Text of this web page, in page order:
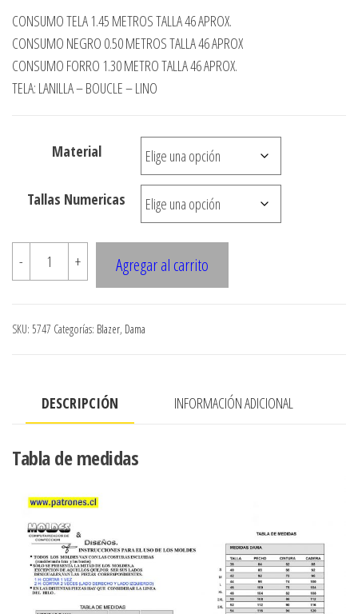
de
precios:
desde
$3.290
$7.990
CONSUMO TELA 1.45 METROS TALLA 46 APROX.
CONSUMO NEGRO 0.50 METROS TALLA 46 APROX
CONSUMO FORRO 1.30 METRO TALLA 46 APROX.
TELA: LANILLA – BOUCLE – LINO
Material
Tallas Numericas
-
5747
Blazer
princesa,
+ Agregar al carrito
SKU: 5747 Categorías: Blazer, Dama
DESCRIPCIÓN INFORMACIÓN ADICIONAL
Tabla de medidas